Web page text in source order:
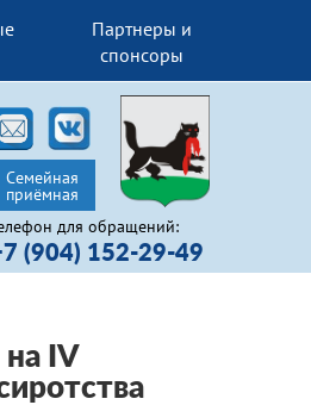
Партнеры и
спонсоры
для обращений:
(904) 152-29-49
Семейная
приёмная
IV